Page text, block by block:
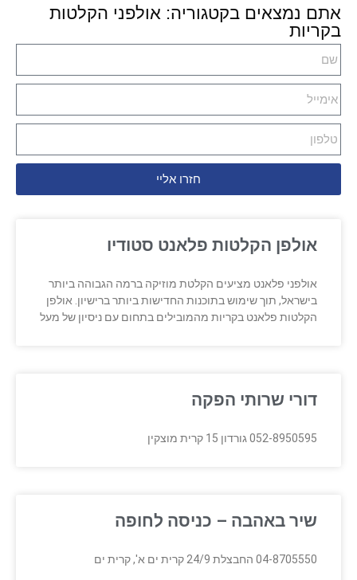
אתם נמצאים בקטגוריה: אולפני הקלטות
בקריות
חזרו אליי
אולפן הקלטות פלאנט סטודיו
אולפני פלאנט מציעים הקלטת מוזיקה ברמה הגבוהה ביותר
בישראל, תוך שימוש בתוכנות החדישות ביותר ברישיון. אולפן
הקלטות פלאנט בקריות מהמובילים בתחום עם ניסיון של מעל
דורי שרותי הפקה
052-8950595 גורדון 15 קרית מוצקין
שיר באהבה – כניסה לחופה
04-8705550 החבצלת 24/9 קרית ים א', קרית ים